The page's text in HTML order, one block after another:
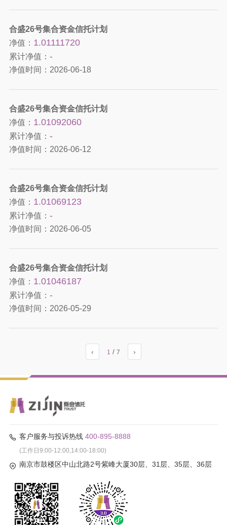
合盛26号集合资金信托计划
净值： 1.01111720
累计净值： -
净值时间： 2026-06-18
合盛26号集合资金信托计划
净值： 1.01092060
累计净值： -
净值时间： 2026-06-12
合盛26号集合资金信托计划
净值： 1.01069123
累计净值： -
净值时间： 2026-06-05
合盛26号集合资金信托计划
净值： 1.01046187
累计净值： -
净值时间： 2026-05-29
‹ 1 / 7 ›
客户服务与投诉热线 400-895-8888
(工作日9:00-12:00,14:00-18:00)
南京市鼓楼区中山北路2号紫峰大厦30层、31层、35层、36层